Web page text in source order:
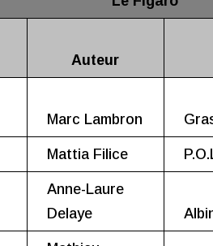
Auteur
Marc Lambron
Mattia Filice
Anne-Laure
Delaye